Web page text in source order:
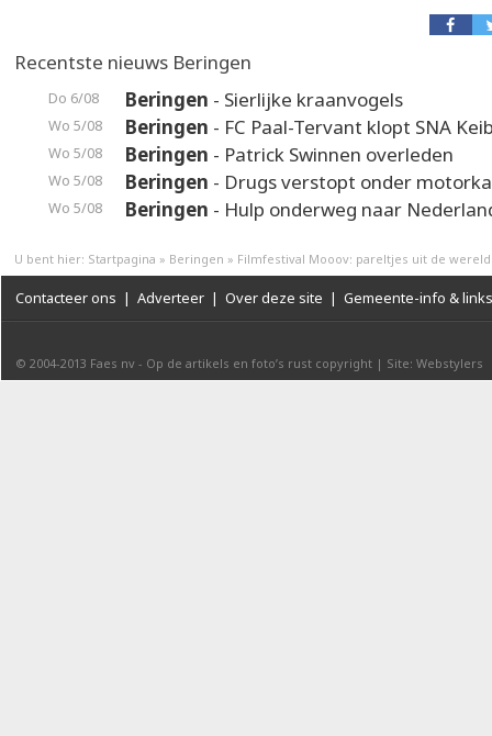
Recentste nieuws Beringen
Do 6/08 Beringen - Sierlijke kraanvogels
Wo 5/08 Beringen - FC Paal-Tervant klopt SNA
Wo 5/08 Beringen - Patrick Swinnen overleden
Wo 5/08 Beringen - Drugs verstopt onder
Wo 5/08 Beringen - Hulp onderweg naar
U bent hier: Startpagina » Beringen » Filmfestival Mooov: pareltjes uit de
Contacteer ons | Adverteer | Over deze site | Gemeente-info & links
© 2004-2013 Faes nv - Op de artikels en foto’s rust copyright | Site: Webstylers